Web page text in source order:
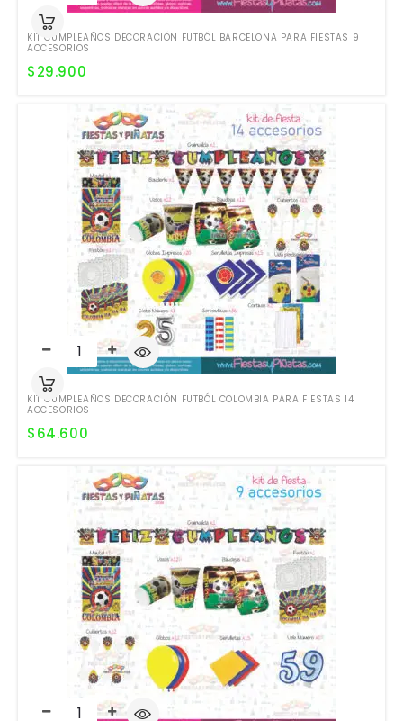
KIT CUMPLEAÑOS DECORACIÓN FUTBÓL BARCELONA PARA FIESTAS 9
ACCESORIOS
$29.900
KIT CUMPLEAÑOS DECORACIÓN FUTBÓL COLOMBIA PARA FIESTAS 14
ACCESORIOS
$64.600